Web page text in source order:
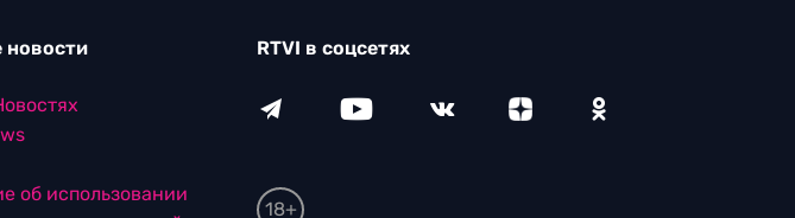
об использовании
RTVI в соцсетях
18+